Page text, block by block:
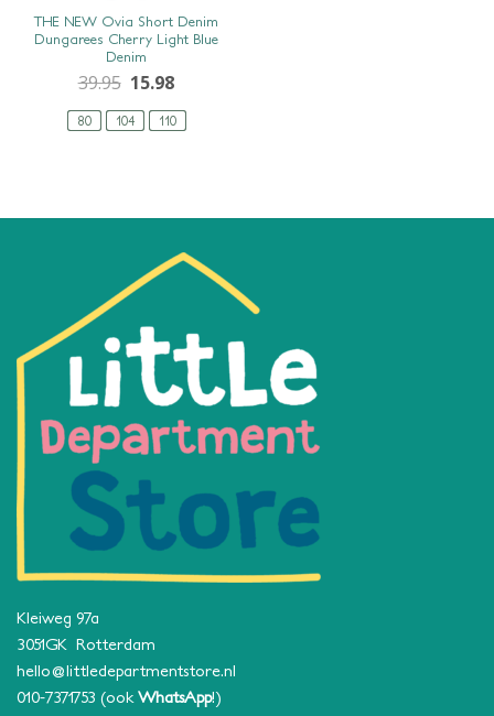
80 104 110
THE NEW Ovia Short Denim
Dungarees Cherry Light Blue
Denim
39.95 15.98
Kleiweg 97a
3051GK Rotterdam
hello@littledepartmentstore.nl
010-7371753 (ook WhatsApp!)